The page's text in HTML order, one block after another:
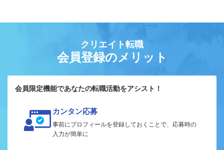
クリエイト転職
会員登録のメリット
会員限定機能であなたの転職活動をアシスト！
カンタン応募
事前にプロフィールを登録しておくことで、応募時の
入力が簡単に